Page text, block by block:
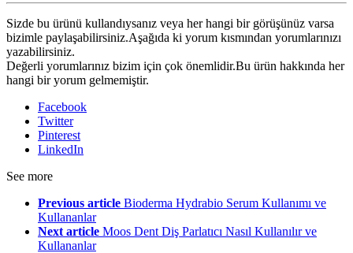
Sizde bu ürünü kullandıysanız veya her hangi bir görüşünüz varsa
bizimle paylaşabilirsiniz.Aşağıda ki yorum kısmından yorumlarınızı
yazabilirsiniz.
Değerli yorumlarınız bizim için çok önemlidir.Bu ürün hakkında her
hangi bir yorum gelmemiştir.
Facebook
Twitter
Pinterest
LinkedIn
See more
Previous article Bioderma Hydrabio Serum Kullanımı ve
Kullananlar
Next article Moos Dent Diş Parlatıcı Nasıl Kullanılır ve
Kullananlar